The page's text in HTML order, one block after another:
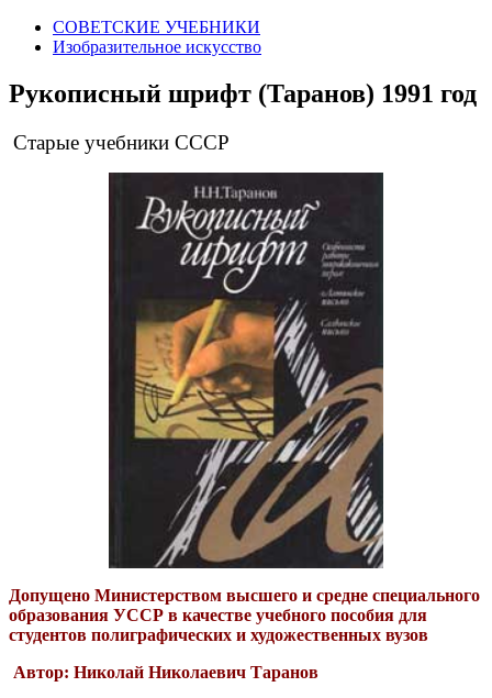
СОВЕТСКИЕ УЧЕБНИКИ
Изобразительное искусство
Рукописный шрифт (Таранов) 1991 год
Старые учебники СССР
Допущено Министерством высшего и средне специального
образования УССР в качестве учебного пособия для
студентов полиграфических и художественных вузов
Автор: Николай Николаевич Таранов